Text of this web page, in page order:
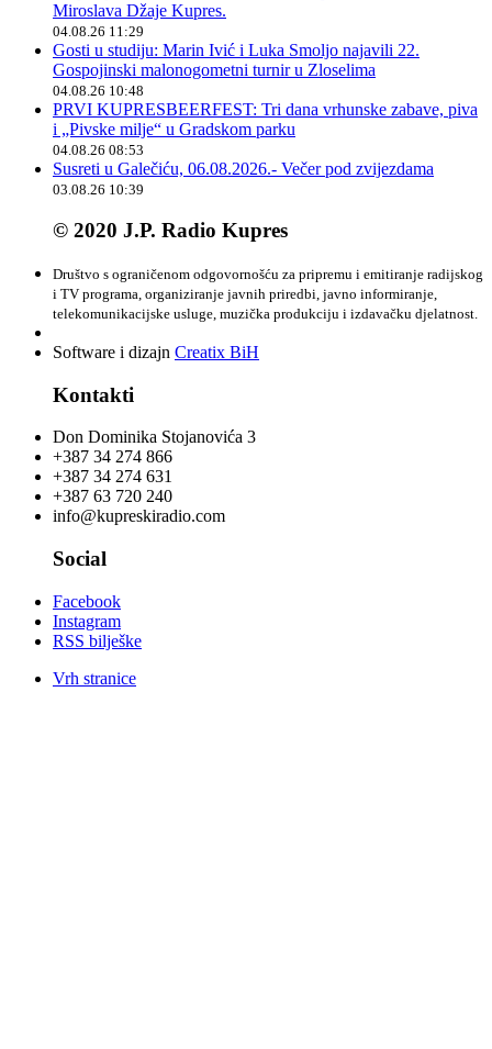
Miroslava Džaje Kupres.
04.08.26 11:29
Gosti u studiju: Marin Ivić i Luka Smoljo najavili 22.
Gospojinski malonogometni turnir u Zloselima
04.08.26 10:48
PRVI KUPRESBEERFEST: Tri dana vrhunske zabave, piva
i „Pivske milje“ u Gradskom parku
04.08.26 08:53
Susreti u Galečiću, 06.08.2026.- Večer pod zvijezdama
03.08.26 10:39
© 2020 J.P. Radio Kupres
Društvo s ograničenom odgovornošću za pripremu i emitiranje radijskog
i TV programa, organiziranje javnih priredbi, javno informiranje,
telekomunikacijske usluge, muzička produkciju i izdavačku djelatnost.
Software i dizajn Creatix BiH
Kontakti
Don Dominika Stojanovića 3
+387 34 274 866
+387 34 274 631
+387 63 720 240
info@kupreskiradio.com
Social
Facebook
Instagram
RSS bilješke
Vrh stranice